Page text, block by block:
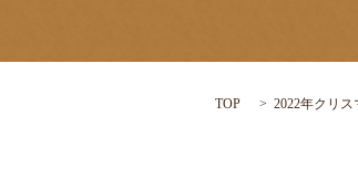
TOP 2022年クリ